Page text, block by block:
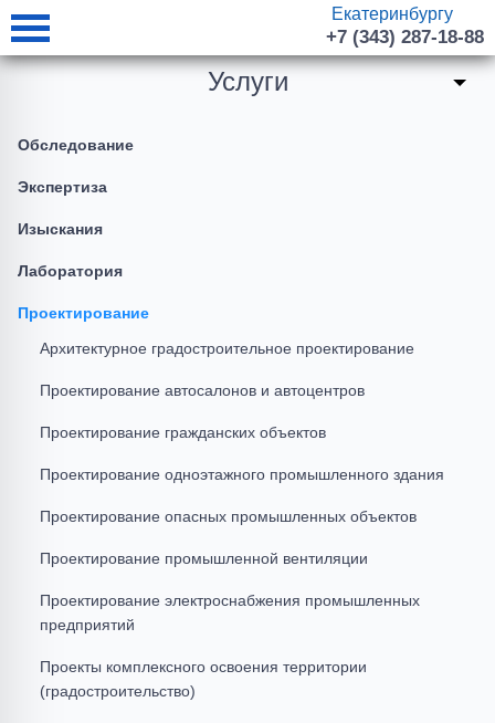
Екатеринбургу
+7 (343) 287-18-88
Услуги
Обследование
Экспертиза
Изыскания
Лаборатория
Проектирование
Архитектурное градостроительное проектирование
Проектирование автосалонов и автоцентров
Проектирование гражданских объектов
Проектирование одноэтажного промышленного здания
Проектирование опасных промышленных объектов
Проектирование промышленной вентиляции
Проектирование электроснабжения промышленных
предприятий
Проекты комплексного освоения территории
(градостроительство)